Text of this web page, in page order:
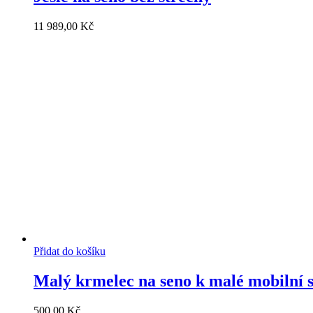
11 989,00 Kč
Přidat do košíku
Malý krmelec na seno k malé mobilní
500,00 Kč